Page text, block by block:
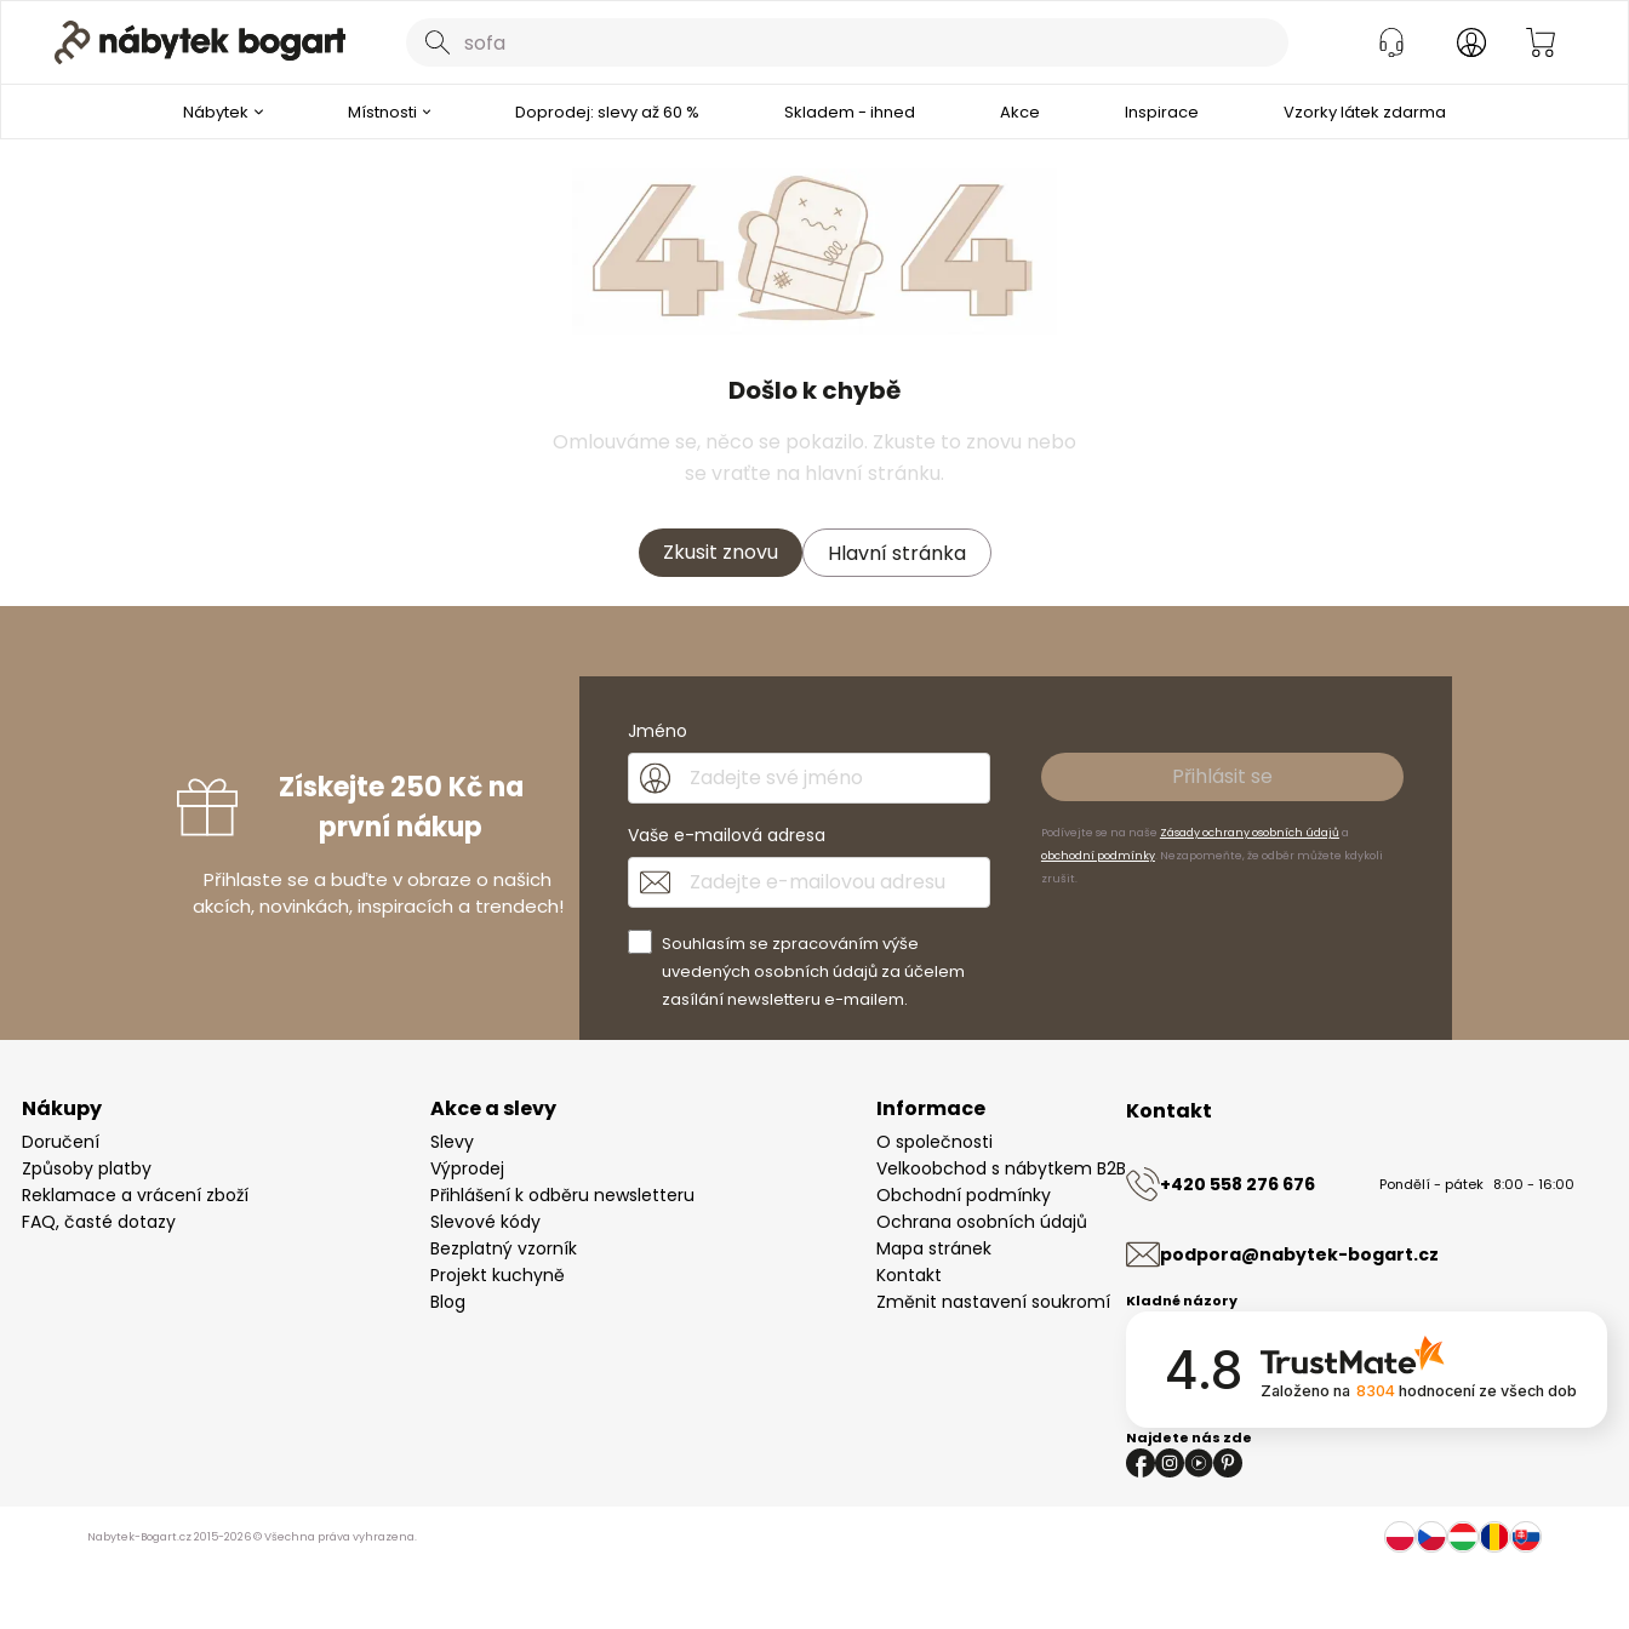
Nábytek Místnosti Doprodej: slevy až 60 % Skladem - ihned Akce Inspirace Vzorky látek zdarma
Došlo k chybě
Omlouváme se, něco se pokazilo. Zkuste to znovu nebo
se vraťte na hlavní stránku.
Zkusit znovu Hlavní stránka
Získejte 250 Kč na
první nákup
Přihlaste se a buďte v obraze o našich
akcích, novinkách, inspiracích a trendech!
Jméno
Vaše e-mailová adresa
Souhlasím se zpracováním výše
uvedených osobních údajů za účelem
zasílání newsletteru e-mailem.
Přihlásit se
Podívejte se na naše Zásady ochrany osobních údajů a
obchodní podmínky. Nezapomeňte, že odběr můžete kdykoli
zrušit.
Nákupy
Doručení
Způsoby platby
Reklamace a vrácení zboží
FAQ, časté dotazy
Akce a slevy
Slevy
Výprodej
Přihlášení k odběru newsletteru
Slevové kódy
Bezplatný vzorník
Projekt kuchyně
Blog
Informace
O společnosti
Velkoobchod s nábytkem B2B
Obchodní podmínky
Ochrana osobních údajů
Mapa stránek
Kontakt
Změnit nastavení soukromí
Kontakt
+420 558 276 676 Pondělí - pátek 8:00 - 16:00
podpora@nabytek-bogart.cz
Kladné názory
4.8 Založeno na 8304 hodnocení ze všech dob
Najdete nás zde
Nabytek-Bogart.cz 2015-2026 © Všechna práva vyhrazena.